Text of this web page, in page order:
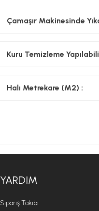
Çamaşır Makinesinde
Kuru Temizleme
Halı Metrekare (M2) :
YARDIM
Sipariş Takibi